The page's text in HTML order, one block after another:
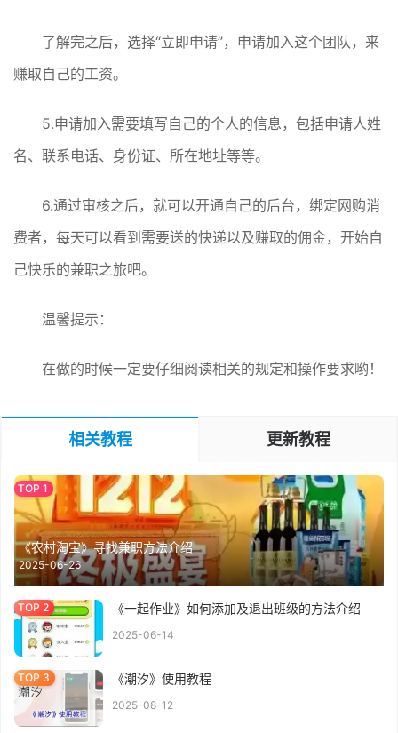
了解完之后，选择“立即申请”，申请加入这个团队，来
赚取自己的工资。
5.申请加入需要填写自己的个人的信息，包括申请人姓
名、联系电话、身份证、所在地址等等。
6.通过审核之后，就可以开通自己的后台，绑定网购消
费者，每天可以看到需要送的快递以及赚取的佣金，开始自
己快乐的兼职之旅吧。
温馨提示：
在做的时候一定要仔细阅读相关的规定和操作要求哟！
相关教程 更新教程
《农村淘宝》寻找兼职方法介绍
2025-06-26
《一起作业》如何添加及退出班级的方法介绍
2025-06-14
《潮汐》使用教程
2025-08-12